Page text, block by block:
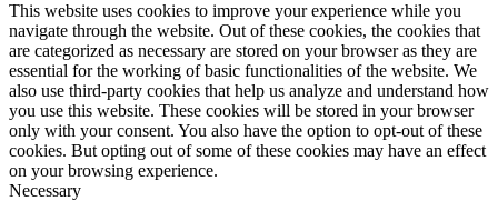
This website uses cookies to improve your experience while you
navigate through the website. Out of these cookies, the cookies that
are categorized as necessary are stored on your browser as they are
essential for the working of basic functionalities of the website. We
also use third-party cookies that help us analyze and understand how
you use this website. These cookies will be stored in your browser
only with your consent. You also have the option to opt-out of these
cookies. But opting out of some of these cookies may have an effect
on your browsing experience.
Necessary